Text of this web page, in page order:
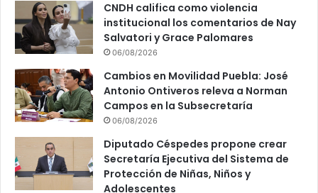
CNDH califica como violencia
institucional los comentarios de Nay
Salvatori y Grace Palomares
06/08/2026
Cambios en Movilidad Puebla: José
Antonio Ontiveros releva a Norman
Campos en la Subsecretaría
06/08/2026
Diputado Céspedes propone crear
Secretaría Ejecutiva del Sistema de
Protección de Niñas, Niños y
Adolescentes